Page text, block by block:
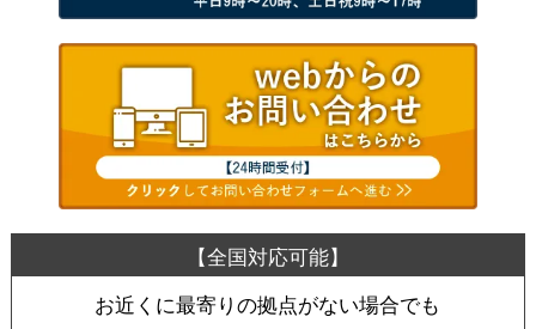
お近くに最寄りの拠点がない場合でも